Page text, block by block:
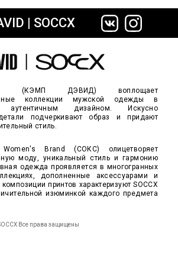
сайте СДЭК
| SOCCX
(КЭМП ДЭВИД) воплощает
коллекции мужской одежды в
дизайном. Искусно
подчеркивают образ и придают
стиль.
Brand (СОКС) олицетворяет
моду, уникальный стиль и гармонию
одежда проявляется в многогранных
дополненные аксессуарами и
принтов характеризуют SOCCX
изюминкой каждого предмета
Все права защищены